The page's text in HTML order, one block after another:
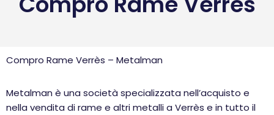
Compro Rame Verrès – Metalman
Metalman è una società specializzata nell’acquisto e
nella vendita di rame e altri metalli a Verrès e in tutto il